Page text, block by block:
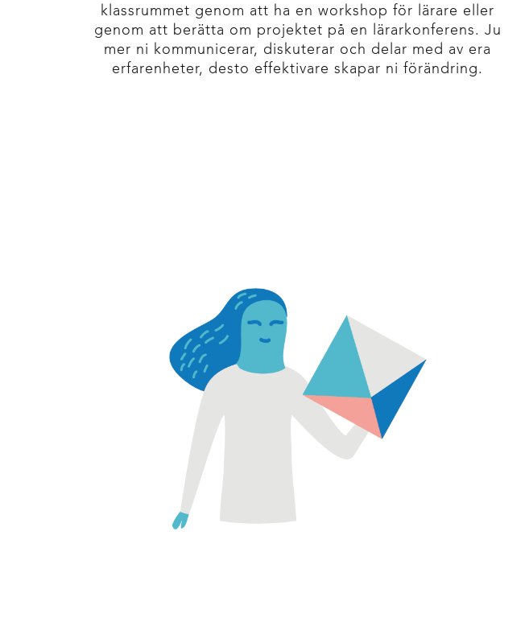
klassrummet genom att ha en workshop för lärare eller
genom att berätta om projektet på en lärarkonferens. Ju
mer ni kommunicerar, diskuterar och delar med av era
erfarenheter, desto effektivare skapar ni förändring.